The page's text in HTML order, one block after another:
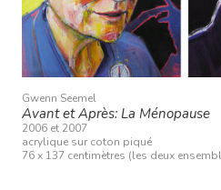
Gwenn Seemel
Avant et Après: La Ménopause
2006 et 2007
acrylique sur coton piqué
76 x 137 centimètres (les deux